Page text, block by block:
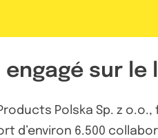
sur le
Polska Sp. z
d’environ 6.500